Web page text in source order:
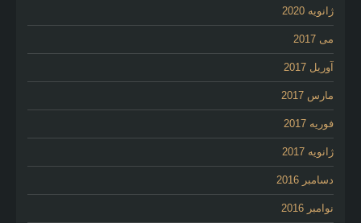
ژانویه 2020
می 2017
آوریل 2017
مارس 2017
فوریه 2017
ژانویه 2017
دسامبر 2016
نوامبر 2016